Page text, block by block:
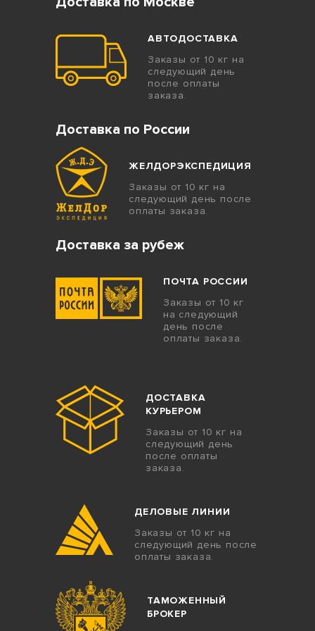
АВТОДОСТАВКА
Заказы от 10 кг на
следующий день
после оплаты
заказа.
Доставка по России
ЖЕЛДОРЭКСПЕДИЦИЯ
Заказы от 10 кг на
следующий день после
оплаты заказа.
Доставка за рубеж
ПОЧТА РОССИИ
Заказы от 10 кг
на следующий
день после
оплаты заказа.
ДОСТАВКА
КУРЬЕРОМ
Заказы от 10 кг на
следующий день
после оплаты
заказа.
ДЕЛОВЫЕ ЛИНИИ
Заказы от 10 кг на
следующий день после
оплаты заказа.
ТАМОЖЕННЫЙ
БРОКЕР